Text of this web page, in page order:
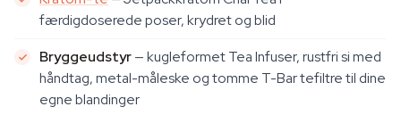
færdigdoserede poser, krydret og blid
Brygge­udstyr— kugleformet Tea Infuser, rustfri si med
håndtag, metal-måleske og tomme T-Bar tefiltre til dine
egne blandinger